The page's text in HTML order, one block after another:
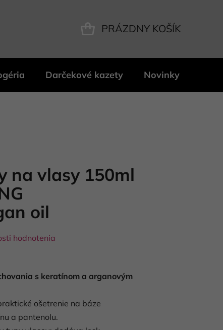
PRÁZDNY KOŠÍK
Darčekové kazety Novinky
na vlasy 150ml
oil
hodnotenia
s keratínom a arganovým
ošetrenie na báze
a pantenolu.